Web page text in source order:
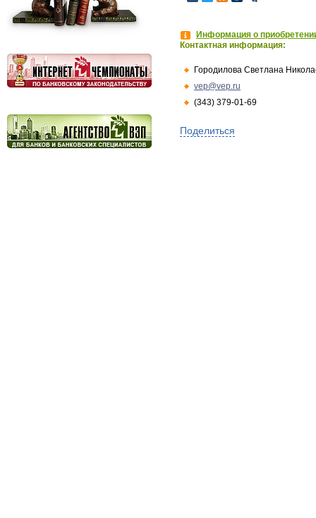
Информация о
Контактная информация:
Городилова Светлана
vep@vep.ru
(343) 379-01-69
Поделиться